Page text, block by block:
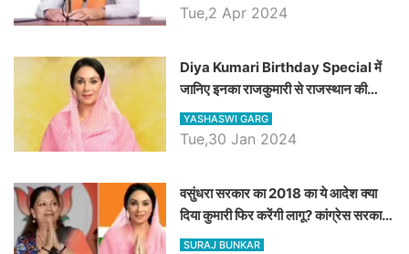
Tue,2 Apr 2024
Diya Kumari Birthday Special में
जानिए इनका राजकुमारी से राजस्थान की
डिप्टी सीएम बनने तक का सफर, एक क्लिक में
जाने पूरा जीवन परिचय
YASHASWI GARG
Tue,30 Jan 2024
वसुंधरा सरकार का 2018 का ये आदेश क्या
दिया कुमारी फिर करेंगी लागू? कांग्रेस सरकार
ने किया था निरस्त
SURAJ BUNKAR